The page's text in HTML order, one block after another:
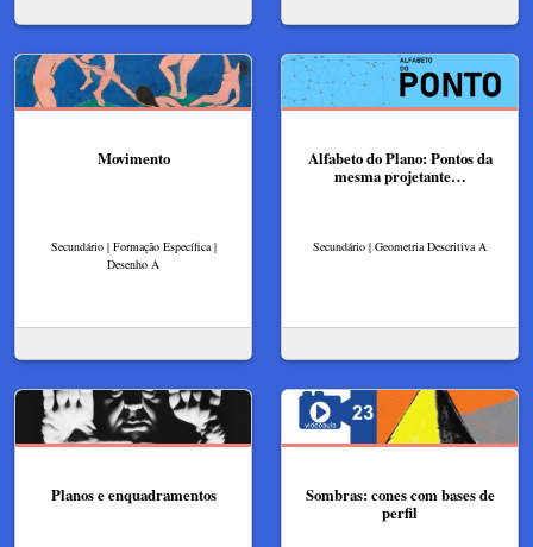
Movimento
Secundário | Formação Específica |
Desenho A
Alfabeto do Plano: Pontos da
mesma projetante…
Secundário | Geometria Descritiva A
Planos e enquadramentos
Sombras: cones com bases de
perfil